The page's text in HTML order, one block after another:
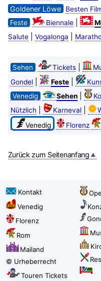
Goldener Löwe Besten
Feste
Biennale|
Salute| Vogalonga
Sehen Tickets|
Gondel| Feste|
Venedig
Sehen|
Nützlich Karneval|
Venedig
Florenz
Zurück zum Seitenanfang
Kontakt
Venedig
Florenz
Rom
Mailand
© Urheberrecht
Touren Tickets